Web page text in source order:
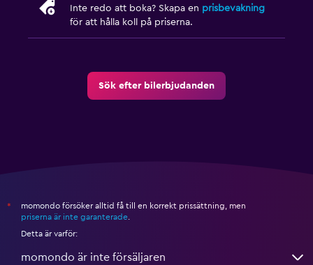
Inte redo att boka? Skapa en prisbevakning
för att hålla koll på priserna.
Sök efter bilerbjudanden
*
momondo försöker alltid få till en korrekt prissättning, men
priserna är inte garanterade.
Detta är varför:
momondo är inte försäljaren